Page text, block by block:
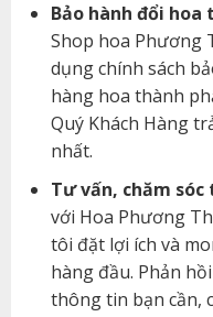
Bảo hành đổi
Shop hoa Phương
dụng chính sách
hàng hoa thành
Quý Khách Hàng
nhất.
Tư vấn, chăm
với Hoa Phương
tôi đặt lợi ích và
hàng đầu. Phản
thông tin bạn cần,